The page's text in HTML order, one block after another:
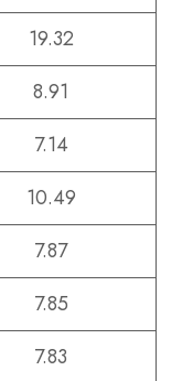
19.32
8.91
7.14
10.49
7.87
7.85
7.83